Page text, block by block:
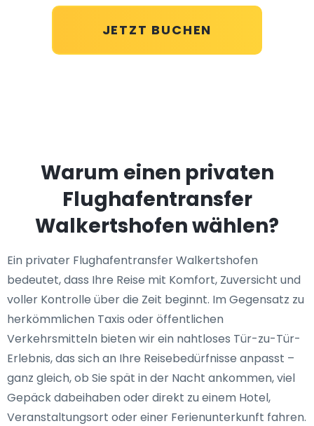
JETZT BUCHEN
Warum einen privaten
Flughafentransfer
Walkertshofen wählen?
Ein privater Flughafentransfer Walkertshofen
bedeutet, dass Ihre Reise mit Komfort, Zuversicht und
voller Kontrolle über die Zeit beginnt. Im Gegensatz zu
herkömmlichen Taxis oder öffentlichen
Verkehrsmitteln bieten wir ein nahtloses Tür-zu-Tür-
Erlebnis, das sich an Ihre Reisebedürfnisse anpasst –
ganz gleich, ob Sie spät in der Nacht ankommen, viel
Gepäck dabeihaben oder direkt zu einem Hotel,
Veranstaltungsort oder einer Ferienunterkunft fahren.